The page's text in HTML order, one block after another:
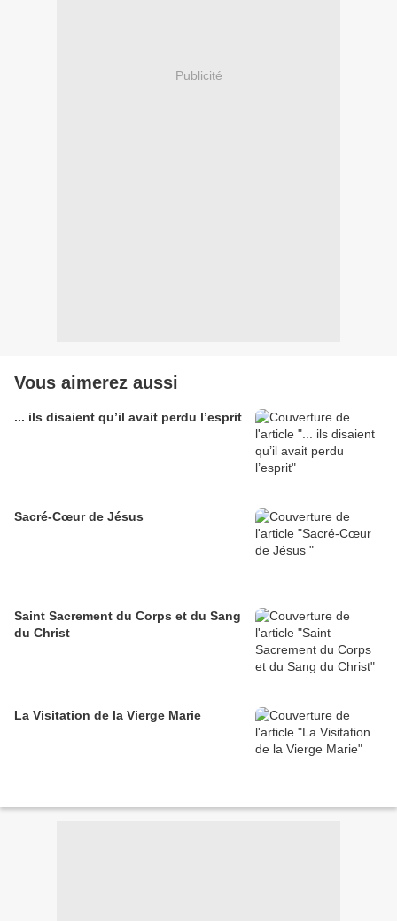
Publicité
Vous aimerez aussi
... ils disaient qu’il avait perdu l’esprit
Sacré-Cœur de Jésus
Saint Sacrement du Corps et du Sang
du Christ
La Visitation de la Vierge Marie